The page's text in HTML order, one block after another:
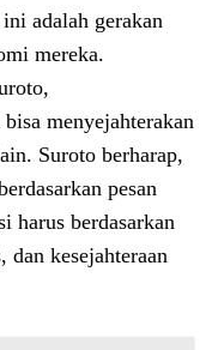
adalah gerakan
mereka.
menyejahterakan
Suroto berharap,
pesan
harus berdasarkan
dan kesejahteraan